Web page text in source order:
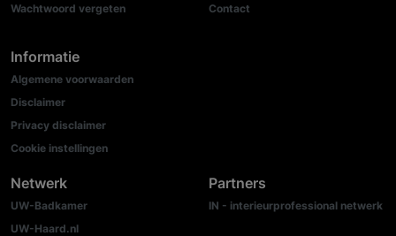
Wachtwoord vergeten
Informatie
Algemene voorwaarden
Disclaimer
Privacy disclaimer
Cookie instellingen
Contact
Netwerk
UW-Badkamer
UW-Haard.nl
Partners
IN - interieurprofessional netwerk